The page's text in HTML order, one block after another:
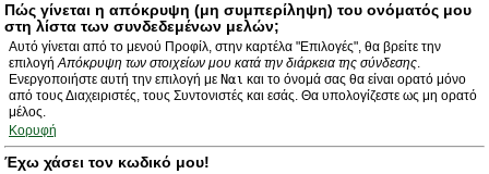
Πώς γίνεται η απόκρυψη (μη συμπερίληψη) του ονόματός μου
στη λίστα των συνδεδεμένων μελών;
Αυτό γίνεται από το μενού Προφίλ, στην καρτέλα "Επιλογές", θα βρείτε την
επιλογήΑπόκρυψη των στοιχείων μου κατά την διάρκεια της σύνδεσης.
Ενεργοποιήστε αυτή την επιλογή με Ναι και το όνομά σας θα είναι ορατό μόνο
από τους Διαχειριστές, τους Συντονιστές και εσάς. Θα υπολογίζεστε ως μη ορατό
μέλος.
Κορυφή
Έχω χάσει τον κωδικό μου!